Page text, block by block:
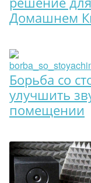
Домашнем
Борьба со
улучшить
помещении